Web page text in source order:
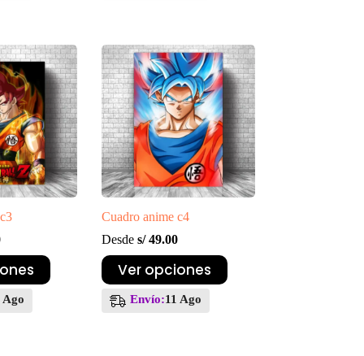
se
pueden
elegir
en
la
página
de
producto
Ago
Cuadro anime c4
Desdes/49.00
Ver opciones
Este
producto
múltiplesEnvío:11 Ago